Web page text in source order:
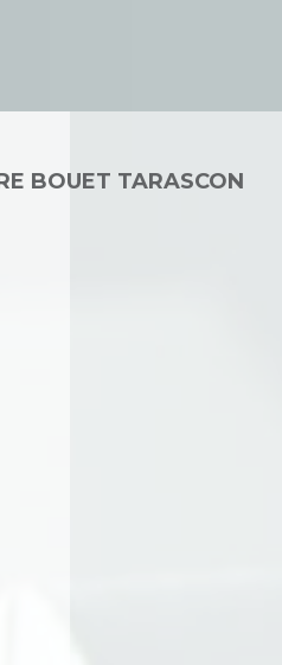
BOUET TARASCON